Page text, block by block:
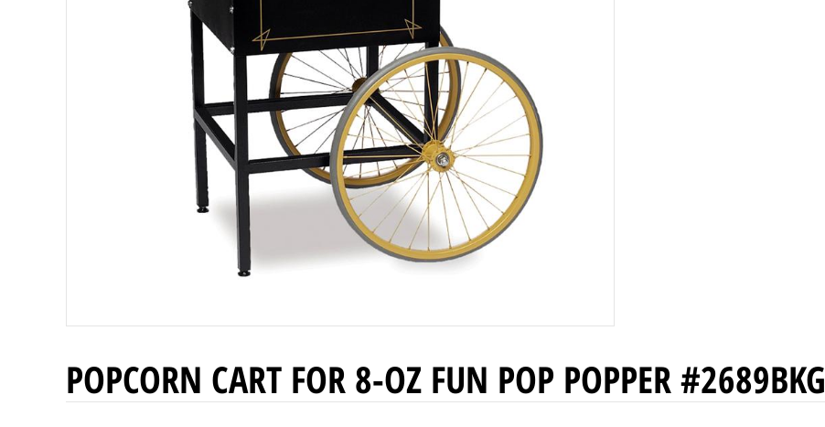
POPCORN CART FOR 8-OZ FUN POP POPPER #2689BKG